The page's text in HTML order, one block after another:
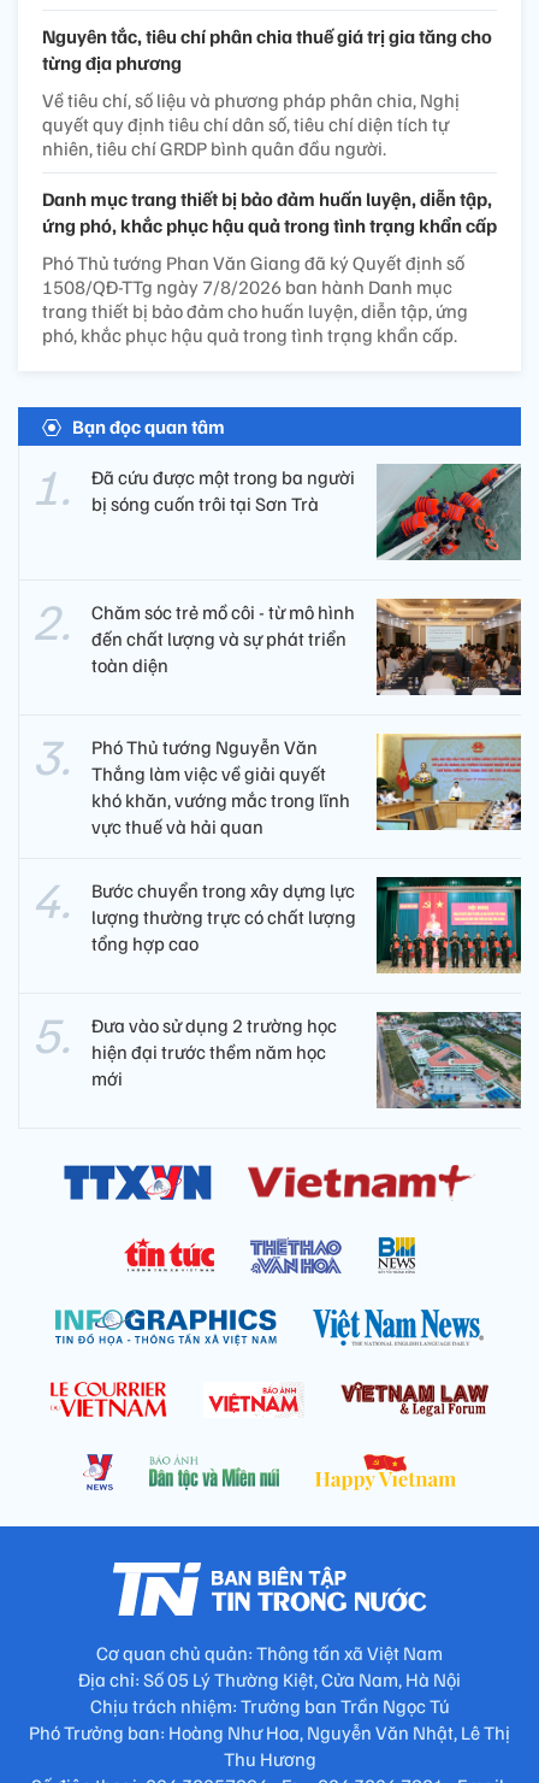
Nguyên tắc, tiêu chí phân chia thuế giá trị gia tăng cho
từng địa phương
Về tiêu chí, số liệu và phương pháp phân chia, Nghị
quyết quy định tiêu chí dân số, tiêu chí diện tích tự
nhiên, tiêu chí GRDP bình quân đầu người.
Danh mục trang thiết bị bảo đảm huấn luyện, diễn tập,
ứng phó, khắc phục hậu quả trong tình trạng khẩn cấp
Phó Thủ tướng Phan Văn Giang đã ký Quyết định số
1508/QĐ-TTg ngày 7/8/2026 ban hành Danh mục
trang thiết bị bảo đảm cho huấn luyện, diễn tập, ứng
phó, khắc phục hậu quả trong tình trạng khẩn cấp.
Bạn đọc quan tâm
Đã cứu được một trong ba người
bị sóng cuốn trôi tại Sơn Trà
Chăm sóc trẻ mồ côi - từ mô hình
đến chất lượng và sự phát triển
toàn diện
Phó Thủ tướng Nguyễn Văn
Thắng làm việc về giải quyết
khó khăn, vướng mắc trong lĩnh
vực thuế và hải quan
Bước chuyển trong xây dựng lực
lượng thường trực có chất lượng
tổng hợp cao
Đưa vào sử dụng 2 trường học
hiện đại trước thềm năm học
mới
Cơ quan chủ quản: Thông tấn xã Việt Nam
Địa chỉ: Số 05 Lý Thường Kiệt, Cửa Nam, Hà Nội
Chịu trách nhiệm: Trưởng ban Trần Ngọc Tú
Phó Trưởng ban: Hoàng Như Hoa, Nguyễn Văn Nhật, Lê Thị
Thu Hương